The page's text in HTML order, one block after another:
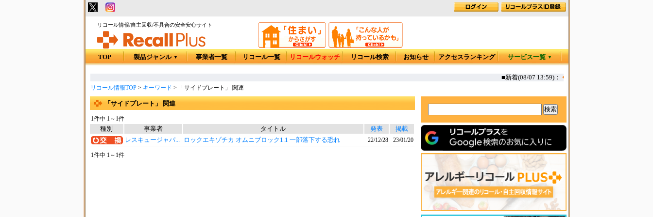
リコール情報/自主回収/不具合の安全安心サイト
TOP 製品ジャンル ▼ 事業者一覧 リコール一覧 リコールウォッチ リコール検索 お知らせ アクセスランキング サービス一覧 ▼
■新着(08/07 13:59)：◆
リコール情報TOP> キーワード > 「サイドプレート」 関連
「サイドプレート」 関連
1件中 1～1件
種別 事業者 タイトル 発表
掲載
レスキュージャパ...
ロックエキゾチカ オムニブロック1.1 一部落下する恐れ 22/12/28 23/01/20
1件中 1～1件